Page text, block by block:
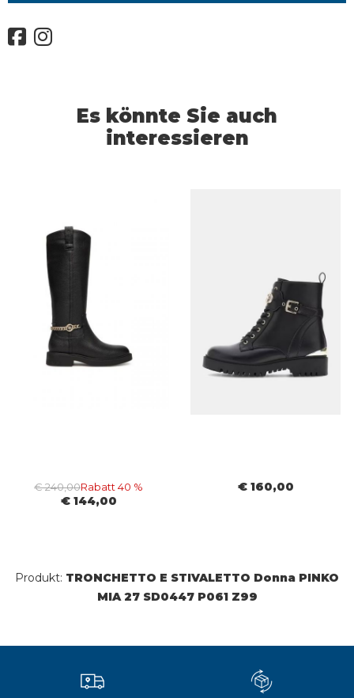
Es könnte Sie auch
interessieren
€ 240,00Rabatt 40 %
€ 144,00
€ 160,00
Produkt: TRONCHETTO E STIVALETTO Donna PINKO
MIA 27 SD0447 P061 Z99